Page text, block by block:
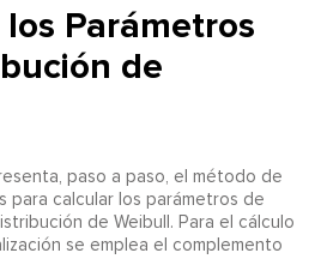
Parámetros
de
paso a paso, el método de
para calcular los parámetros de
de Weibull. Para el cálculo
se emplea el complemento